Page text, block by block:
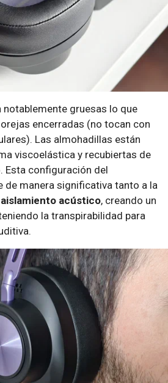
gruesas lo que
encerradas (no tocan con
Las almohadillas están
viscoelástica y recubiertas de
Esta configuración del
de manera significativa tanto a la
acústico, creando un
la transpirabilidad para